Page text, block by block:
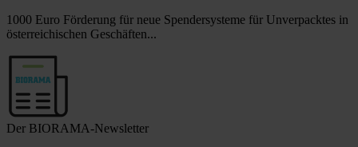
1000 Euro Förderung für neue Spendersysteme für Unverpacktes in
österreichischen Geschäften...
Der BIORAMA-Newsletter